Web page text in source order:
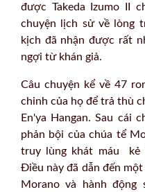
được Takeda Izumo II
chuyện lịch sử về lòng
kịch đã nhận được rất
ngợi từ khán giả.
Câu chuyện kể về 47
chinh của họ để trả thù
En'ya Hangan. Sau cái
phản bội của chúa tể
truy lùng khát máu kẻ
Điều này đã dẫn đến
Morano và hành động